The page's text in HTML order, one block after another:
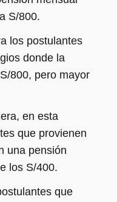
S/800.
los postulantes
donde la
800, pero mayor
en esta
que provienen
una pensión
los S/400.
que